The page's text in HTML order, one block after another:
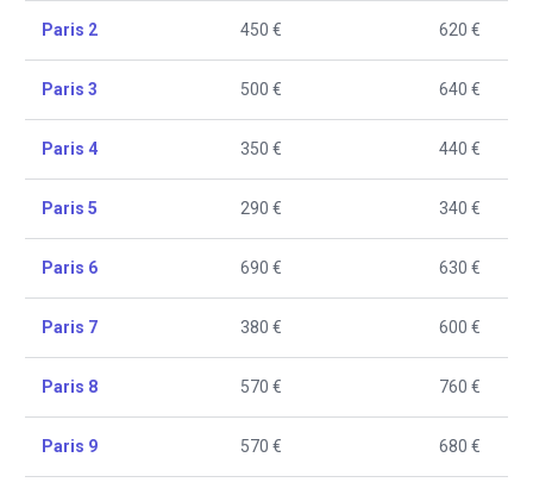
Paris 2 450 € 620 €
Paris 3 500 € 640 €
Paris 4 350 € 440 €
Paris 5 290 € 340 €
Paris 6 690 € 630 €
Paris 7 380 € 600 €
Paris 8 570 € 760 €
Paris 9 570 € 680 €